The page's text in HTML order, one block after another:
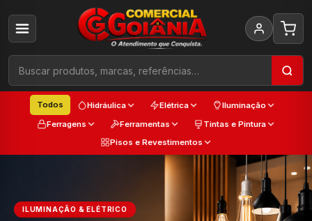
Todos Hidráulica Elétrica
Iluminação
Ferragens
Ferramentas
Tintas e Pintura
Pisos e Revestimentos
ILUMINAÇÃO & ELÉTRICO